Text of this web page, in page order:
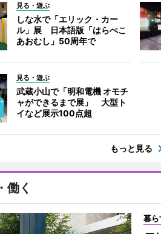
見る・遊ぶ
しな水で「エリック・カー
ル」展 日本語版「はらぺこ
あおむし」50周年で
見る・遊ぶ
武蔵小山で「明和電機 オモチ
ャができるまで展」 大型ト
イなど展示100点超
もっと見る
働く
暮ら